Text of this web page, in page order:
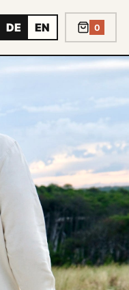
DE EN 0